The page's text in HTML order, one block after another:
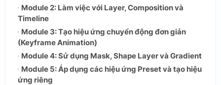
Module 2: Làm việc với Layer, Composition và
Timeline
Module 3: Tạo hiệu ứng chuyển động đơn giản
(Keyframe Animation)
Module 4: Sử dụng Mask, Shape Layer và Gradient
Module 5: Áp dụng các hiệu ứng Preset và tạo hiệu
ứng riêng